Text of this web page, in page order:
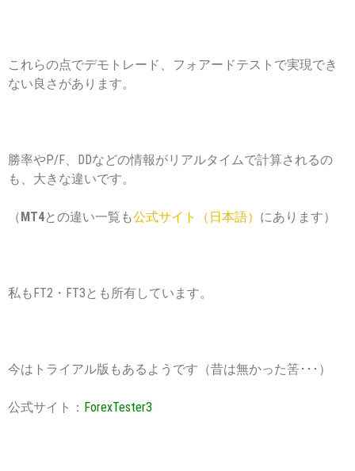
これらの点でデモトレード、フォアードテストで実現でき
ない良さがあります。
勝率やP/F、DDなどの情報がリアルタイムで計算されるの
も、大きな違いです。
（MT4との違い一覧も公式サイト（日本語） にあります）
私もFT2・FT3とも所有しています。
今はトライアル版もあるようです（昔は無かった筈･･･）
公式サイト： ForexTester3